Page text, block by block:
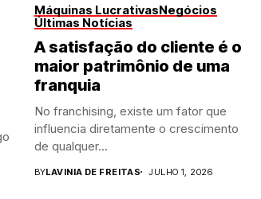
Máquinas LucrativasNegócios
Últimas Notícias
A satisfação do cliente é o
maior patrimônio de uma
franquia
No franchising, existe um fator que
influencia diretamente o crescimento
de qualquer...
BYLAVINIA DE FREITAS JULHO 1, 2026